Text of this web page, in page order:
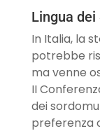
Lingua
In Italia, la
potrebbe
ma venne
II
dei
preferenza